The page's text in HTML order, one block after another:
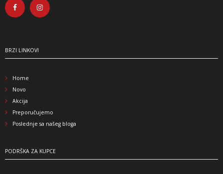
BRZI LINKOVI
Home
Novo
Akcija
Preporučujemo
Poslednje sa našeg bloga
PODRŠKA ZA KUPCE